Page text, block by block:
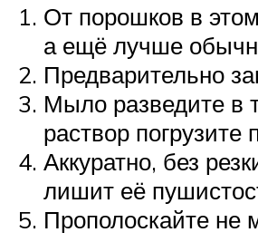
От порошков в
а ещё лучше
Предварительно
Мыло разведите в
раствор погрузите
Аккуратно, без
лишит её
Прополоскайте не